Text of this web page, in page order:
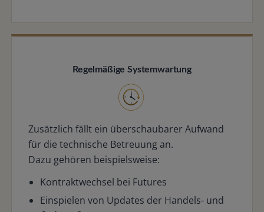
Regelmäßige Systemwartung
Zusätzlich fällt ein überschaubarer Aufwand
für die technische Betreuung an.
Dazu gehören beispielsweise:
Kontraktwechsel bei Futures
Einspielen von Updates der Handels- und